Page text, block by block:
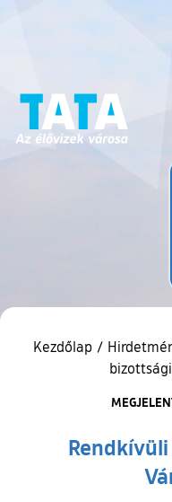
Kezdőlap /